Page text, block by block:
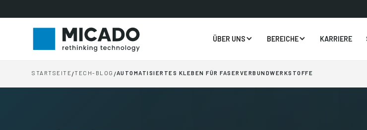
ÜBER UNS BEREICHE KARRIERE
STARTSEITE/TECH-BLOG /AUTOMATISIERTES KLEBEN FÜR FASERVERBUNDWERKSTOFFE